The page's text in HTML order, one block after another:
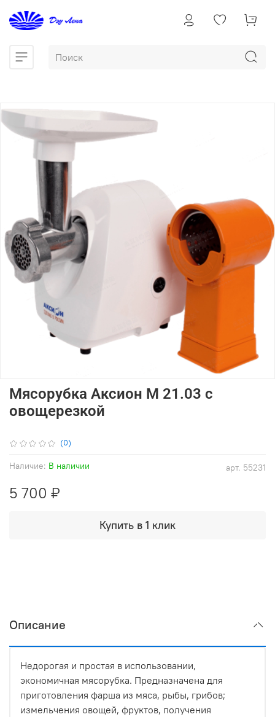
(0)
арт. 55231
Наличие: В наличии
Мясорубка Аксион М 21.03 с
овощерезкой
5 700 ₽
Купить в 1 клик
Описание
Недорогая и простая в использовании,
экономичная мясорубка. Предназначена для
приготовления фарша из мяса, рыбы, грибов;
измельчения овощей, фруктов, получения